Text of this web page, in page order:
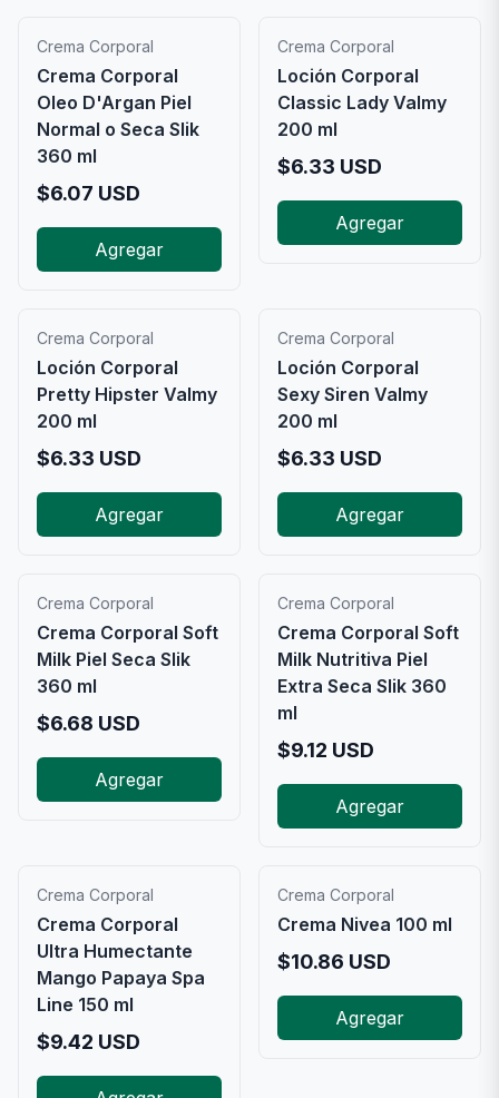
Crema Corporal
Crema Corporal
Oleo D'Argan Piel
Normal o Seca Slik
360 ml
$6.07 USD
Agregar
Crema Corporal
Loción Corporal
Classic Lady Valmy
200 ml
$6.33 USD
Agregar
Crema Corporal
Loción Corporal
Pretty Hipster Valmy
200 ml
$6.33 USD
Agregar
Crema Corporal
Loción Corporal
Sexy Siren Valmy
200 ml
$6.33 USD
Agregar
Crema Corporal
Crema Corporal Soft
Milk Piel Seca Slik
360 ml
$6.68 USD
Agregar
Crema Corporal
Crema Corporal Soft
Milk Nutritiva Piel
Extra Seca Slik 360
ml
$9.12 USD
Agregar
Crema Corporal
Crema Corporal
Ultra Humectante
Mango Papaya Spa
Line 150 ml
$9.42 USD
Crema Corporal
Crema Nivea 100 ml
$10.86 USD
Agregar